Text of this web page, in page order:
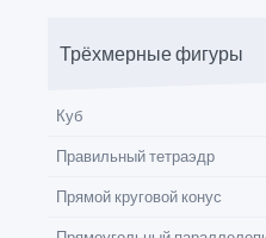
Трёхмерные фигуры
Куб
Правильный тетраэдр
Прямой круговой конус